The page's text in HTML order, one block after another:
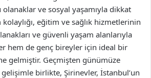
ve sosyal yaşamıyla dikkat
kolaylığı, eğitim ve sağlık hizmetlerinin
ve güvenli yaşam alanlarıyla
hem de genç bireyler için ideal bir
gelmiştir. Geçmişten günümüze
gelişimle birlikte, Şirinevler, İstanbul’un